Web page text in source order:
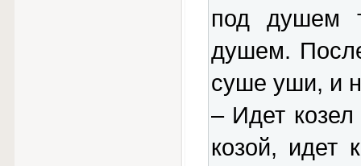
под душем
душем.
суше уши, и
– Идет козел
козой, идет